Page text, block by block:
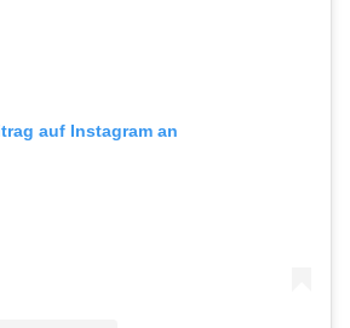
auf Instagram an